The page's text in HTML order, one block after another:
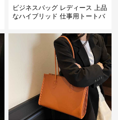
ビジネスバッグ レディース 上品
なハイブリッド 仕事用トートバ